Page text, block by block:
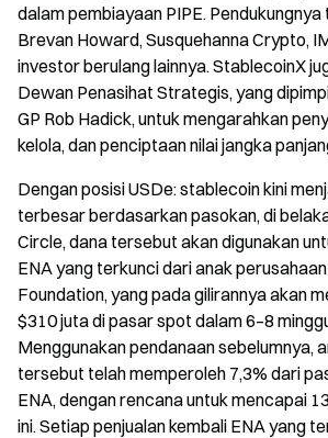
dalam pembiayaan PIPE.
Brevan Howard, Susquehanna Crypto,
investor berulang lainnya. StablecoinX
Dewan Penasihat Strategis, yang
GP Rob Hadick, untuk mengarahkan
kelola, dan penciptaan nilai jangka
Dengan posisi USDe: stablecoin kini
terbesar berdasarkan pasokan, di
Circle, dana tersebut akan digunakan
ENA yang terkunci dari anak
Foundation, yang pada gilirannya akan
$310 juta di pasar spot dalam 6–8
Menggunakan pendanaan sebelumnya,
tersebut telah memperoleh 7,3% dari
ENA, dengan rencana untuk mencapai
ini. Setiap penjualan kembali ENA yang